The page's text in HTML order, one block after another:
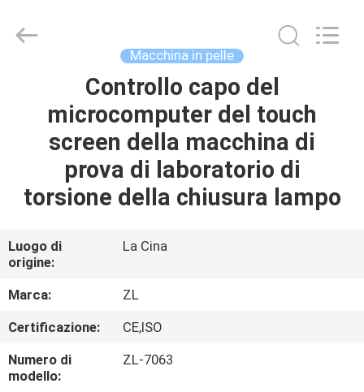
PRODOTTI
VIDEO
CIRCA
NOI
GIRO
DELLA
FABBRICA
Instrument
Technology
Macchina in pelle
Controllo capo del
microcomputer del touch
screen della macchina di
prova di laboratorio di
torsione della chiusura lampo
Luogo di
origine:
La Cina
Marca:
ZL
Certificazione:
CE,ISO
Numero di
modello:
ZL-7063